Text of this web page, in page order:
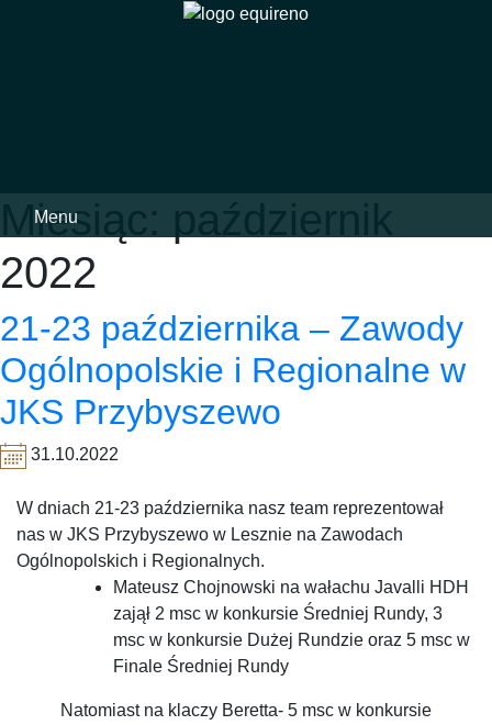
Menu
Miesiąc:
2022
21-23 października – Zawody
Ogólnopolskie i Regionalne w
JKS Przybyszewo
31.10.2022
W dniach 21-23 października nasz team reprezentował
nas w JKS Przybyszewo w Lesznie na Zawodach
Ogólnopolskich i Regionalnych.
Mateusz Chojnowski na wałachu Javalli HDH
zajął 2 msc w konkursie Średniej Rundy, 3
msc w konkursie Dużej Rundzie oraz 5 msc w
Finale Średniej Rundy
Natomiast na klaczy Beretta- 5 msc w konkursie